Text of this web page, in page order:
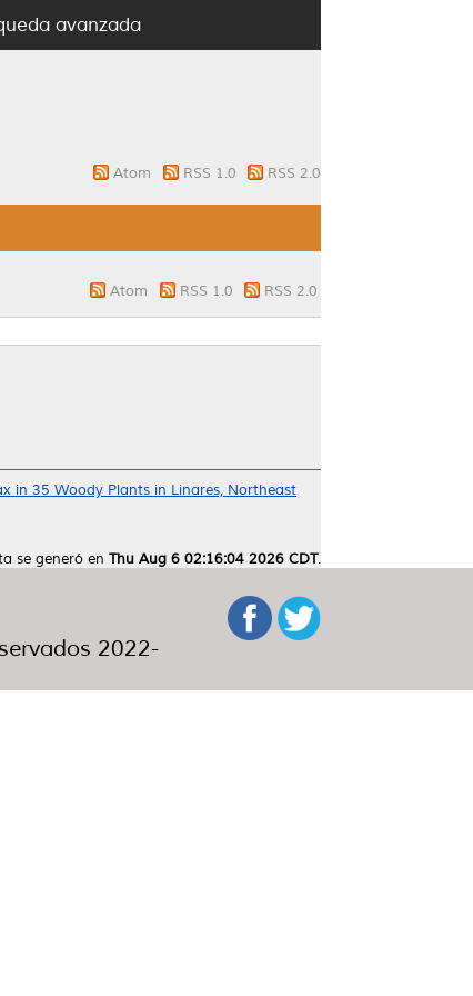
avanzada
Atom RSS 1.0 RSS 2.0
Atom RSS 1.0 RSS 2.0
in 35 Woody Plants in Linares, Northeast
se generó en Thu Aug 6 02:16:04 2026 CDT.
2022-